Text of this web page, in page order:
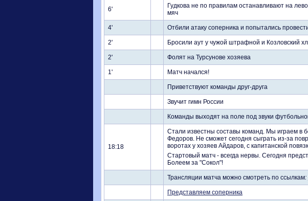
6'
Гудкова не по правилам останавливают на
мяч
4' Отбили атаку соперника и попытались
2' Бросили аут у чужой штрафной и Козловский
2' Фолят на Турсунове хозяева
1' Матч начался!
Приветствуют команды друг-друга
Звучит гимн России
Команды выходят на поле под звуки
18:18
Стали известны составы команд. Мы играем в
Федоров. Не сможет сегодня сыграть из-за
воротах у хозяев Айдаров, с капитанской
Стартовый матч - всегда нервы. Сегодня
Болеем за "Сокол"!
Трансляции матча можно смотреть по ссылкам:
Представляем соперника